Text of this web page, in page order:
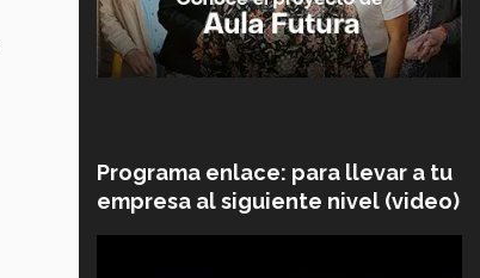
Programa enlace: para llevar a tu
empresa al siguiente nivel (video)